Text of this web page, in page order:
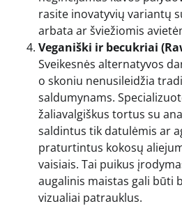
rasite inovatyvių variantų
arbata ar šviežiomis
Veganiški ir becukriai
Sveikesnės alternatyvos
o skoniu nenusileidžia
saldumynams.
žaliavalgiškus tortus su
saldintus tik datulėmis ar
praturtintus kokosų
vaisiais. Tai puikus
augalinis maistas gali būti
vizualiai patrauklus.